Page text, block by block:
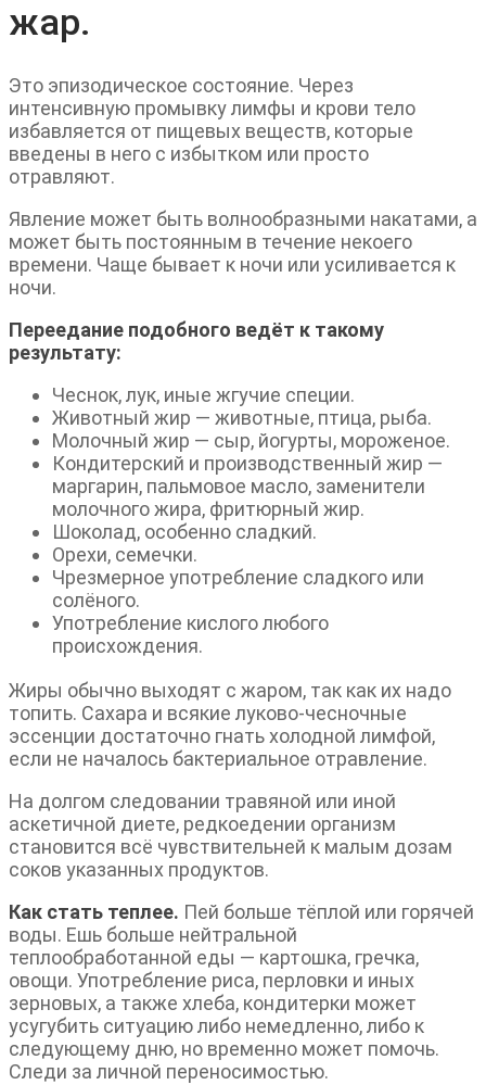
жар.
Это эпизодическое состояние. Через
интенсивную промывку лимфы и крови тело
избавляется от пищевых веществ, которые
введены в него с избытком или просто
отравляют.
Явление может быть волнообразными накатами, а
может быть постоянным в течение некоего
времени. Чаще бывает к ночи или усиливается к
ночи.
Переедание подобного ведёт к такому
результату:
Чеснок, лук, иные жгучие специи.
Животный жир — животные, птица, рыба.
Молочный жир — сыр, йогурты, мороженое.
Кондитерский и производственный жир —
маргарин, пальмовое масло, заменители
молочного жира, фритюрный жир.
Шоколад, особенно сладкий.
Орехи, семечки.
Чрезмерное употребление сладкого или
солёного.
Употребление кислого любого
происхождения.
Жиры обычно выходят с жаром, так как их надо
топить. Сахара и всякие луково-чесночные
эссенции достаточно гнать холодной лимфой,
если не началось бактериальное отравление.
На долгом следовании травяной или иной
аскетичной диете, редкоедении организм
становится всё чувствительней к малым дозам
соков указанных продуктов.
Как стать теплее. Пей больше тёплой или горячей
воды. Ешь больше нейтральной
теплообработанной еды — картошка, гречка,
овощи. Употребление риса, перловки и иных
зерновых, а также хлеба, кондитерки может
усугубить ситуацию либо немедленно, либо к
следующему дню, но временно может помочь.
Следи за личной переносимостью.